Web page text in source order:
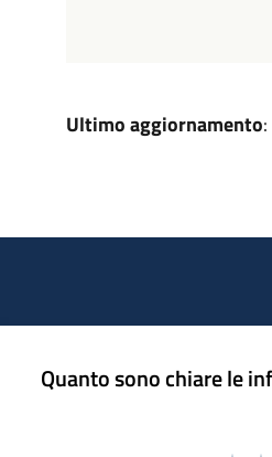
Ultimo aggiornamento
Quanto sono chiare le